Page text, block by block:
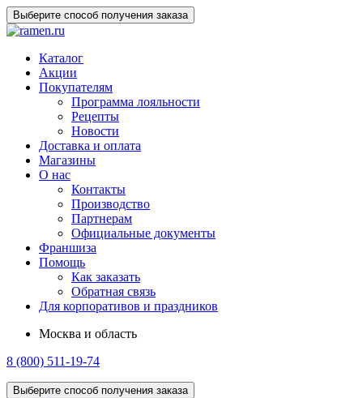
Выберите способ получения заказа
Каталог
Акции
Покупателям
Программа лояльности
Рецепты
Новости
Доставка и оплата
Магазины
О нас
Контакты
Производство
Партнерам
Официальные документы
Франшиза
Помощь
Как заказать
Обратная связь
Для корпоративов и праздников
Москва и область
8 (800) 511-19-74
Выберите способ получения заказа